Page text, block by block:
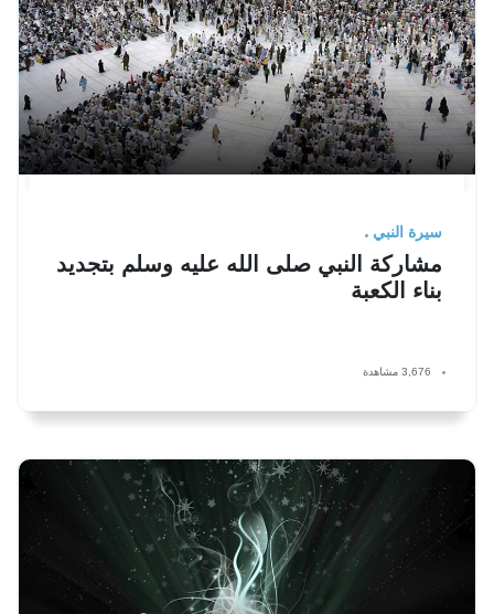
سيرة النبي
مشاركة النبي صلى الله عليه وسلم بتجديد
بناء الكعبة
3,676 مشاهدة